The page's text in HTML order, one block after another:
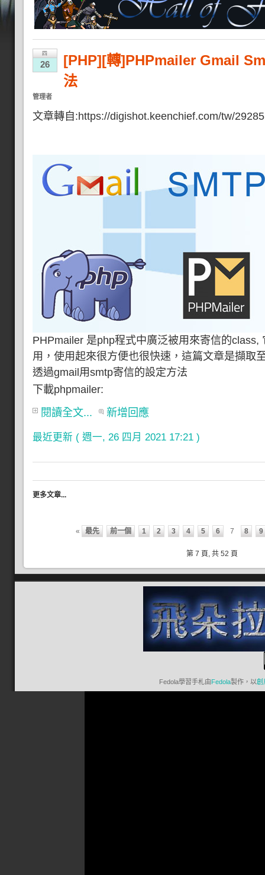
四
26
[PHP][轉]PHPmailer Gmail
法
管理者
文章轉自:https://digishot.keenchief.com/tw/
PHPmailer 是php程式中廣泛被用來寄信的class,
用，使用起來很方便也很快速，這篇文章是擷取
透過gmail用smtp寄信的設定方法
下載phpmailer:
閱讀全文...
新增回應
最近更新 ( 週一, 26 四月 2021 17:21 )
更多文章...
« 最先 前一個 1 2 3 4 5 6 7 8 9
第 7 頁, 共 52 頁
Fedola學習手札由Fedola製作，以創